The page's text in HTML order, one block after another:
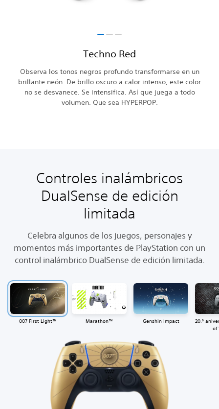
Techno Red
Observa los tonos negros profundo transformarse en un
brillante neón. De brillo oscuro a calor intenso, este color
no se desvanece. Se intensifica. Así que juega a todo
volumen. Que sea HYPERPOP.
Controles inalámbricos
DualSense de edición
limitada
Celebra algunos de los juegos, personajes y
momentos más importantes de PlayStation con un
control inalámbrico DualSense de edición limitada.
007 First Light™ Marathon™ Genshin Impact
20.º
of